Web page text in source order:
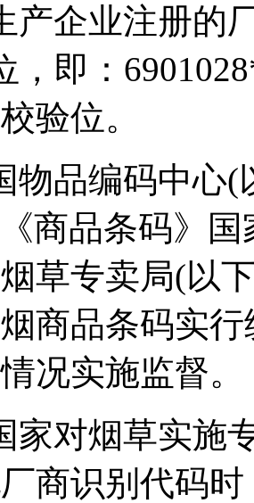
产企业注册的
，即：
验位。
物品编码中心
商品条码》
草专卖局(以
商品条码实
况实施监督。
家对烟草实施
商识别代码